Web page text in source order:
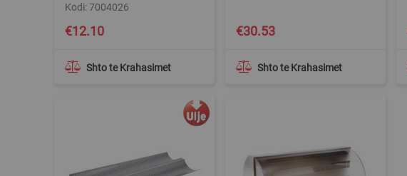
Kodi: 7004026
Shto te Krahasimet
€12.10
Shto te Krahasimet
€30.53